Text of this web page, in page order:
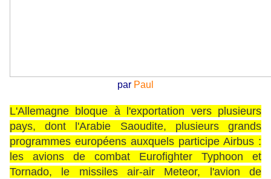
par Paul
L'Allemagne bloque à l'exportation vers plusieurs
pays, dont l'Arabie Saoudite, plusieurs grands
programmes européens auxquels participe Airbus :
les avions de combat Eurofighter Typhoon et
Tornado, le missiles air-air Meteor, l'avion de